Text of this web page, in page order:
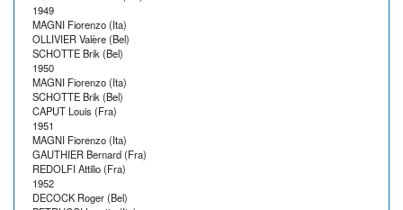
1949
MAGNI Fiorenzo (Ita)
OLLIVIER Valère (Bel)
SCHOTTE Brik (Bel)
1950
MAGNI Fiorenzo (Ita)
SCHOTTE Brik (Bel)
CAPUT Louis (Fra)
1951
MAGNI Fiorenzo (Ita)
GAUTHIER Bernard (Fra)
REDOLFI Attilio (Fra)
1952
DECOCK Roger (Bel)